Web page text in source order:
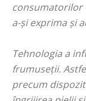
consumatorilor
a-și exprima și
Tehnologia a
frumuseții.
precum